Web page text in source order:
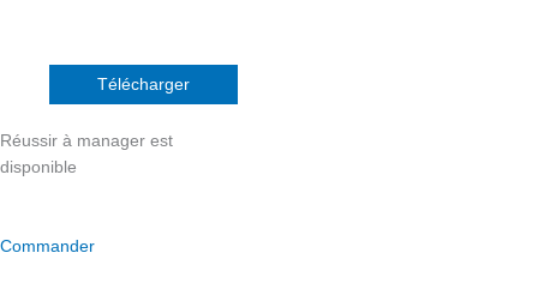
Réussir à manager est
disponible
Commander